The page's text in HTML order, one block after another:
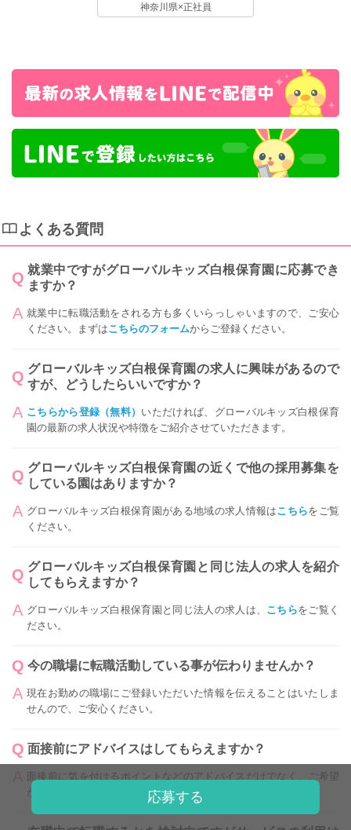
神奈川県×正社員
応募する
よくある質問
就業中ですがグローバルキッズ白根保育園に応募でき
ますか？
就業中に転職活動をされる方も多くいらっしゃいますので、ご安心
ください。まずはこちらのフォームからご登録ください。
グローバルキッズ白根保育園の求人に興味があるので
すが、どうしたらいいですか？
こちらから登録（無料） いただければ、グローバルキッズ白根保育
園の最新の求人状況や特徴をご紹介させていただきます。
グローバルキッズ白根保育園の近くで他の採用募集を
している園はありますか？
グローバルキッズ白根保育園がある地域の求人情報はこちらをご覧
ください。
グローバルキッズ白根保育園と同じ法人の求人を紹介
してもらえますか？
グローバルキッズ白根保育園と同じ法人の求人は、 こちらをご覧く
ださい。
今の職場に転職活動している事が伝わりませんか？
現在お勤めの職場にご登録いただいた情報を伝えることはいたしま
せんので、ご安心ください。
面接前にアドバイスはしてもらえますか？
面接前に気を付けるポイントなどのアドバイスだけでなく、ご希望
があれば模擬面接なども行います。